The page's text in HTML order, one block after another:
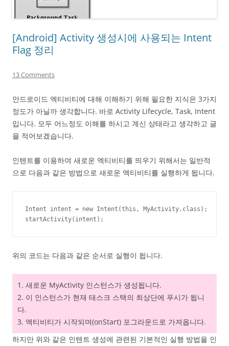
[Android] Activity 생성시에 사용되는 Intent
Flag 정리
13 Comments
안드로이드 엑티비티에 대해 이해하기 위해 필요한 지식은 3가지
정도가 아닐까 생각합니다. 바로 Activity Lifecycle, Task, Intent
입니다. 모두 어느정도 이해를 하시고 계신 상태라고 생각하고 글
을 적어보겠습니다.
인텐트를 이용하여 새로운 엑티비티를 띄우기 위해서는 일반적
으로 다음과 같은 방법으로 새로운 엑티비티를 실행하게 됩니다.
Intent intent = new Intent(this, MyActivity.class);
startActivity(intent);
위의 코드는 다음과 같은 순서로 실행이 됩니다.
1. 새로운 MyActivity 인스턴스가 생성됩니다.
2. 이 인스턴스가 현재 태스크 스택의 최상단에 푸시가 됩니
다.
3. 엑티비티가 시작되며(onStart) 포그라운드로 가져옵니다.
하지만 위와 같은 인텐트 생성에 관련된 기본적인 실행 방법을 인